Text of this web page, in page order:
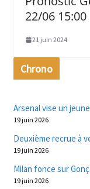
22/06 15:00
21 juin 2024
Chrono
Arsenal vise un
19 juin 2026
Deuxième recrue à
19 juin 2026
Milan fonce sur
19 juin 2026